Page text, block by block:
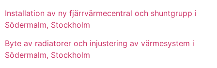
Installation av ny fjärrvärmecentral och shuntgrupp i
Södermalm, Stockholm
Byte av radiatorer och injustering av värmesystem i
Södermalm, Stockholm